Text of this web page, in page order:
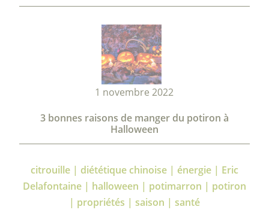
1 novembre 2022
3 bonnes raisons de manger du potiron à
Halloween
citrouille | diététique chinoise | énergie | Eric
Delafontaine | halloween | potimarron | potiron
| propriétés | saison | santé